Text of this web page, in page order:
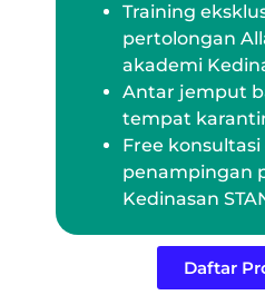
Training
pertolongan
akademi
Antar jemput
tempat
Free konsultasi
penampingan
Kedinasan
Daftar